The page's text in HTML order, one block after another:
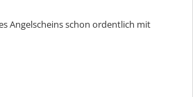
Angelscheins schon ordentlich mit